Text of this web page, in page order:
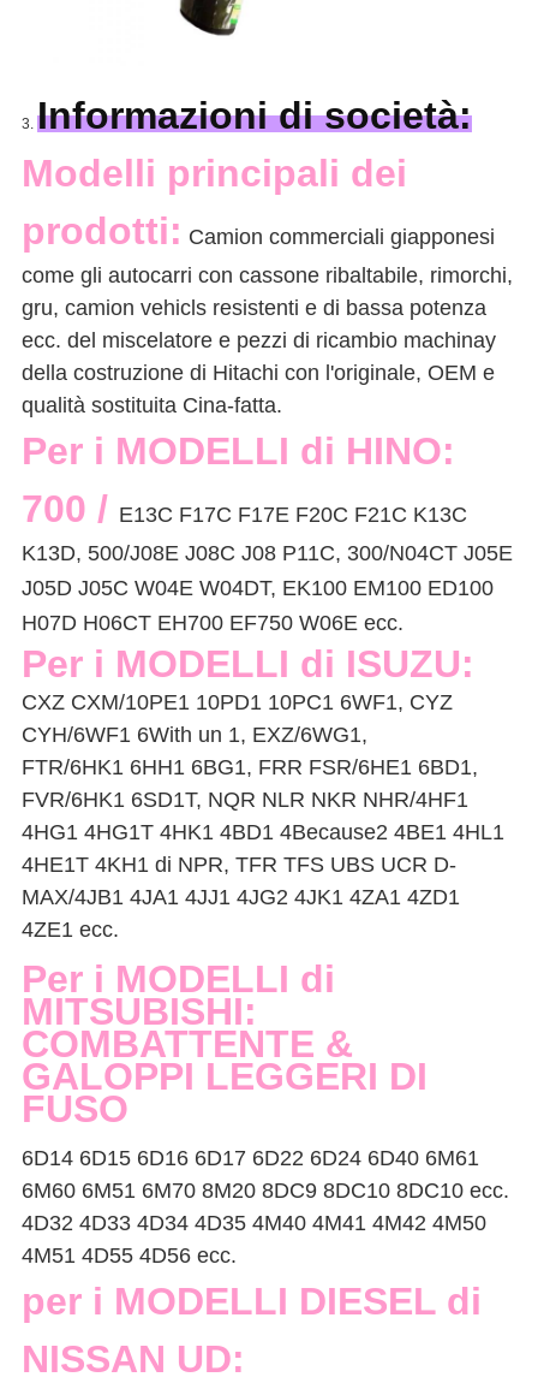
3. Informazioni di società:
Modelli principali dei
prodotti: Camion commerciali giapponesi
come gli autocarri con cassone ribaltabile, rimorchi,
gru, camion vehicls resistenti e di bassa potenza
ecc. del miscelatoree pezzi di ricambio machinay
della costruzione di Hitachi con l'originale, OEM e
qualità sostituita Cina-fatta.
Per i MODELLI di HINO:
700 / E13C F17C F17E F20C F21C K13C
K13D, 500/J08E J08C J08 P11C, 300/N04CT J05E
J05D J05C W04E W04DT, EK100 EM100 ED100
H07D H06CT EH700 EF750 W06E ecc.
Per i MODELLI di ISUZU:
CXZ CXM/10PE1 10PD1 10PC1 6WF1, CYZ
CYH/6WF1 6With un 1, EXZ/6WG1,
FTR/6HK1 6HH1 6BG1, FRR FSR/6HE1 6BD1,
FVR/6HK1 6SD1T, NQR NLR NKR NHR/4HF1
4HG1 4HG1T 4HK1 4BD1 4Because2 4BE1 4HL1
4HE1T 4KH1 di NPR, TFR TFS UBS UCR D-
MAX/4JB1 4JA1 4JJ1 4JG2 4JK1 4ZA1 4ZD1
4ZE1 ecc.
Per i MODELLI di
MITSUBISHI:
COMBATTENTE &
GALOPPI LEGGERI DI
FUSO
6D14 6D15 6D16 6D17 6D22 6D24 6D40 6M61
6M60 6M51 6M70 8M20 8DC9 8DC10 8DC10 ecc.
4D32 4D33 4D34 4D35 4M40 4M41 4M42 4M50
4M51 4D55 4D56 ecc.
per i MODELLI DIESEL di
NISSAN UD: